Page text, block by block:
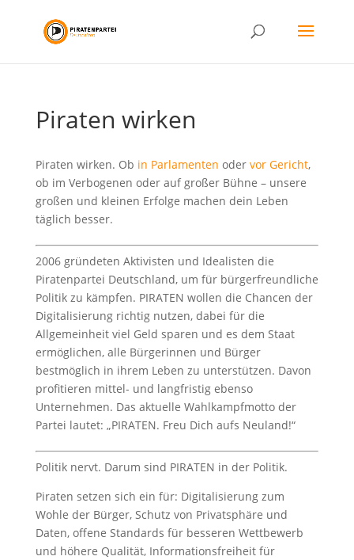
Piraten wirken
Piraten wirken. Ob in Parlamenten oder vor Gericht,
ob im Verbogenen oder auf großer Bühne – unsere
großen und kleinen Erfolge machen dein Leben
täglich besser.
2006 gründeten Aktivisten und Idealisten die
Piratenpartei Deutschland, um für bürgerfreundliche
Politik zu kämpfen. PIRATEN wollen die Chancen der
Digitalisierung richtig nutzen, dabei für die
Allgemeinheit viel Geld sparen und es dem Staat
ermöglichen, alle Bürgerinnen und Bürger
bestmöglich in ihrem Leben zu unterstützen. Davon
profitieren mittel- und langfristig ebenso
Unternehmen. Das aktuelle Wahlkampfmotto der
Partei lautet: „PIRATEN. Freu Dich aufs Neuland!“
Politik nervt. Darum sind PIRATEN in der Politik.
Piraten setzen sich ein für: Digitalisierung zum
Wohle der Bürger, Schutz von Privatsphäre und
Daten, offene Standards für besseren Wettbewerb
und höhere Qualität, Informationsfreiheit für